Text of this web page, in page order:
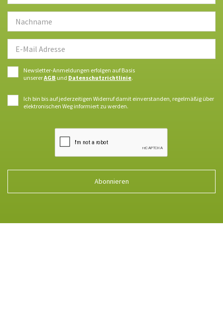
Newsletter-Anmeldungen erfolgen auf Basis
unsererAGB und Datenschutzrichtlinie.
Ich bin bis auf jederzeitigen Widerruf damit einverstanden, regelmäßig über
elektronischen Weg informiert zu werden.
Abonnieren